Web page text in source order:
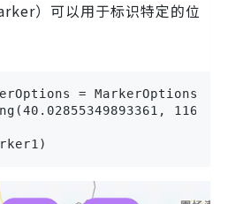
）可以用于标识特定的位
=